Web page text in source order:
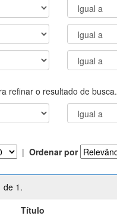
refinar o resultado de busca.
| Ordenar por
de 1.
Título